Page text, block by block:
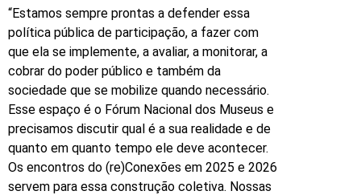
“Estamos sempre prontas a defender essa
política pública de participação, a fazer com
que ela se implemente, a avaliar, a monitorar, a
cobrar do poder público e também da
sociedade que se mobilize quando necessário.
Esse espaço é o Fórum Nacional dos Museus e
precisamos discutir qual é a sua realidade e de
quanto em quanto tempo ele deve acontecer.
Os encontros do (re)Conexões em 2025 e 2026
servem para essa construção coletiva. Nossas